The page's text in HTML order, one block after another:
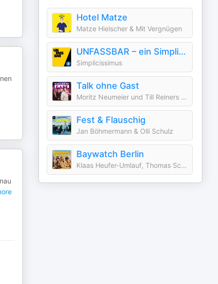
Hotel Matze
Matze Hielscher & Mit Vergnügen
UNFASSBAR – ein Simplicissimus Podcast
Simplicissimus
Talk ohne Gast
Moritz Neumeier und Till Reiners | ARD
Fest & Flauschig
Jan Böhmermann & Olli Schulz
Baywatch Berlin
Klaas Heufer-Umlauf, Thomas Schmitt, Jakob Lundt & Studio Bummens